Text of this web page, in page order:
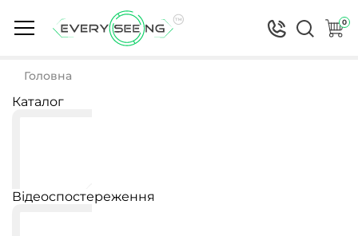
0
Головна
Каталог
Відеоспостереження